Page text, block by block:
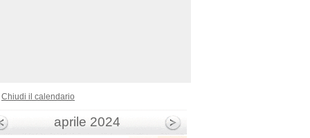
Chiudi il calendario
aprile 2024